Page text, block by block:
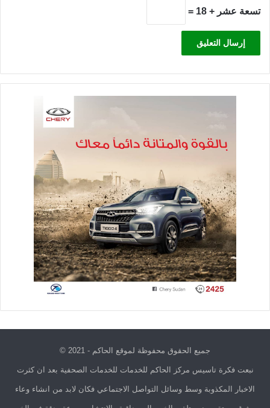
تسعة عشر + 18 =
جميع الحقوق محفوظة لموقع الحاكم - 2021 ©
نبعت فكرة تاسيس مركز الحاكم للخدمات للخدمات الصحفية بعد ان كثرت
الاخبار المكذوبة وسط وسائل التواصل الاجتماعي فكان لابد من انشاء وعاء